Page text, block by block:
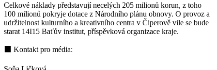
Celkové náklady představují necelých 205 milionů korun, z toho
100 milionů pokryje dotace z Národního plánu obnovy. O provoz a
udržitelnost kulturního a kreativního centra v Čiperově vile se bude
starat 14I15 Baťův institut, příspěvková organizace kraje.
⬛ Kontakt pro média: